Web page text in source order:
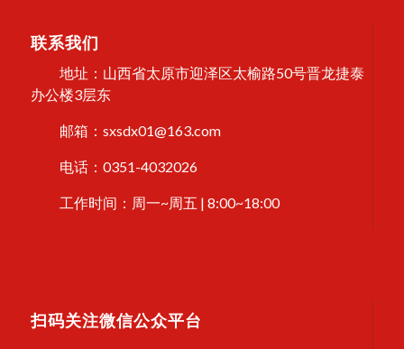
联系我们
地址：山西省太原市迎泽区太榆路50号晋龙捷泰
办公楼3层东
邮箱：sxsdx01@163.com
电话：0351-4032026
工作时间：周一~周五 | 8:00~18:00
扫码关注微信公众平台